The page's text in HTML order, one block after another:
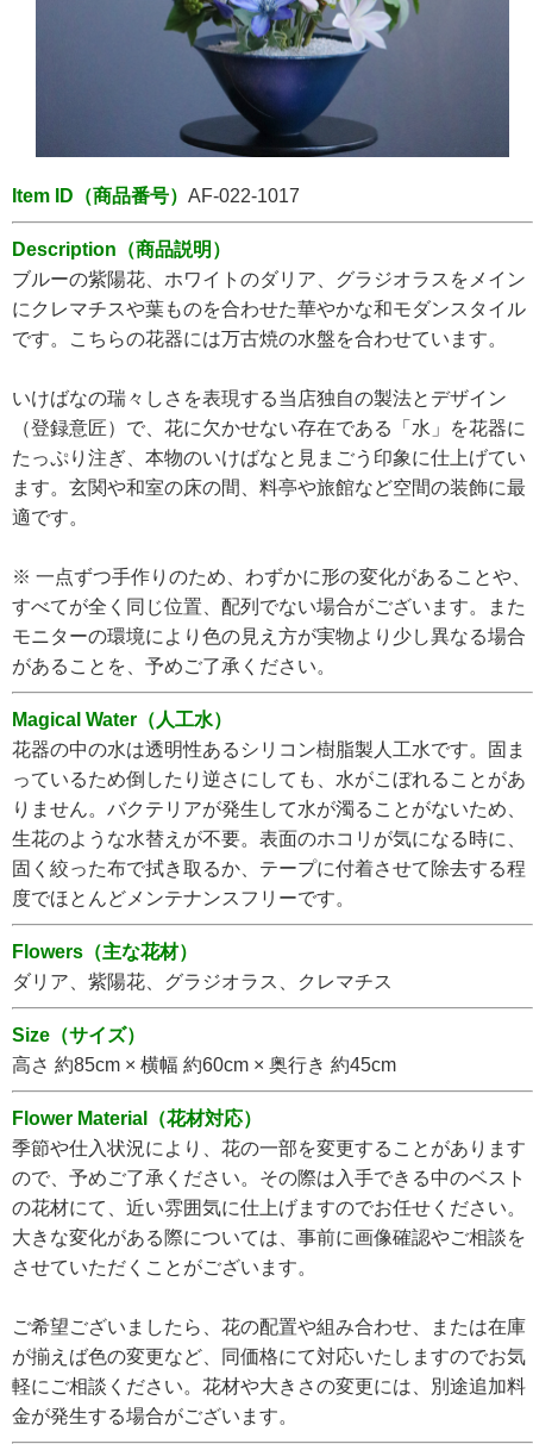
Item ID（商品番号） AF-022-1017
Description（商品説明）
ブルーの紫陽花、ホワイトのダリア、グラジオラスをメイン
にクレマチスや葉ものを合わせた華やかな和モダンスタイル
です。こちらの花器には万古焼の水盤を合わせています。
いけばなの瑞々しさを表現する当店独自の製法とデザイン
（登録意匠）で、花に欠かせない存在である「水」を花器に
たっぷり注ぎ、本物のいけばなと見まごう印象に仕上げてい
ます。玄関や和室の床の間、料亭や旅館など空間の装飾に最
適です。
※ 一点ずつ手作りのため、わずかに形の変化があることや、
すべてが全く同じ位置、配列でない場合がございます。また
モニターの環境により色の見え方が実物より少し異なる場合
があることを、予めご了承ください。
Magical Water（人工水）
花器の中の水は透明性あるシリコン樹脂製人工水です。固ま
っているため倒したり逆さにしても、水がこぼれることがあ
りません。バクテリアが発生して水が濁ることがないため、
生花のような水替えが不要。表面のホコリが気になる時に、
固く絞った布で拭き取るか、テープに付着させて除去する程
度でほとんどメンテナンスフリーです。
Flowers（主な花材）
ダリア、紫陽花、グラジオラス、クレマチス
Size（サイズ）
高さ 約85cm × 横幅 約60cm × 奥行き 約45cm
Flower Material（花材対応）
季節や仕入状況により、花の一部を変更することがあります
ので、予めご了承ください。その際は入手できる中のベスト
の花材にて、近い雰囲気に仕上げますのでお任せください。
大きな変化がある際については、事前に画像確認やご相談を
させていただくことがございます。
ご希望ございましたら、花の配置や組み合わせ、または在庫
が揃えば色の変更など、同価格にて対応いたしますのでお気
軽にご相談ください。花材や大きさの変更には、別途追加料
金が発生する場合がございます。